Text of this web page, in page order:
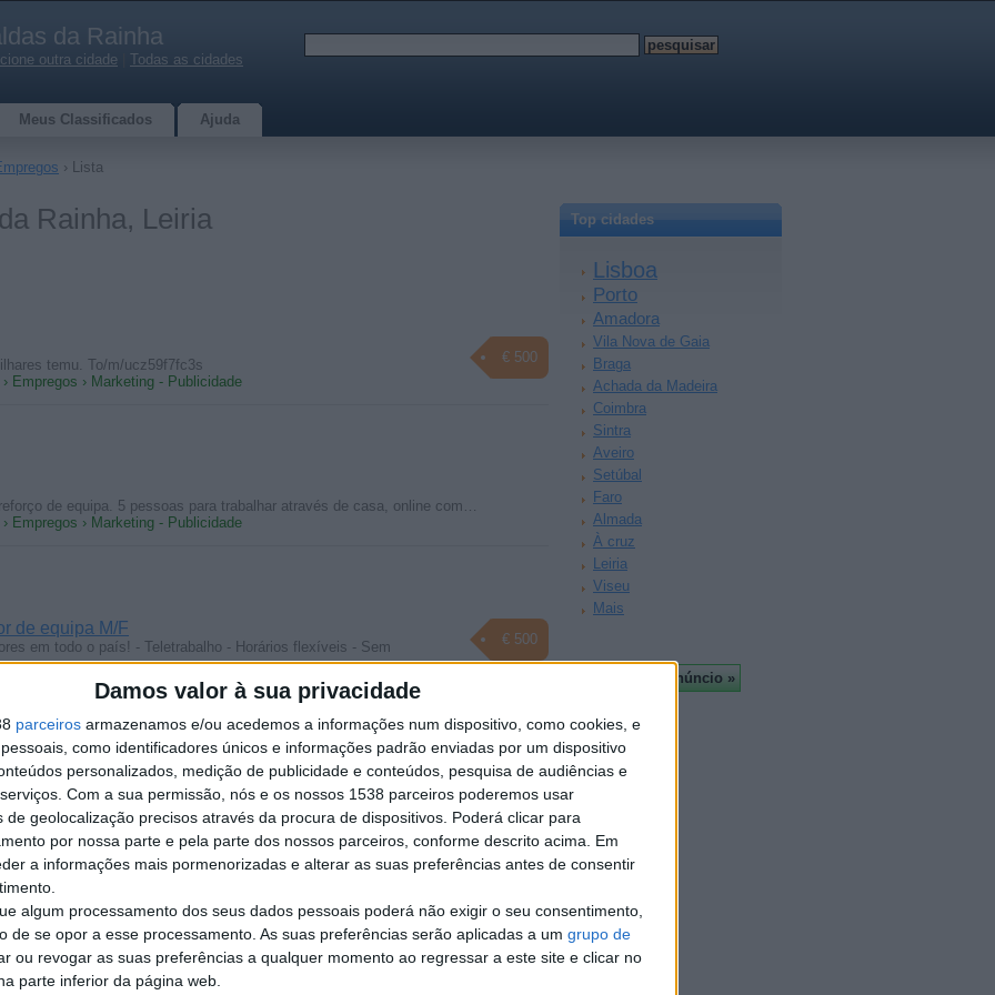
Damos valor à sua privacidade
parceiros armazenamos e/ou acedemos a informações num dispositivo, como cookies, e
como identificadores únicos e informações padrão enviadas por um dispositivo
personalizados, medição de publicidade e conteúdos, pesquisa de audiências e
Com a sua permissão, nós e os nossos 1538 parceiros poderemos usar
de geolocalização precisos através da procura de dispositivos. Poderá clicar para
por nossa parte e pela parte dos nossos parceiros, conforme descrito acima. Em
a informações mais pormenorizadas e alterar as suas preferências antes de consentir
algum processamento dos seus dados pessoais poderá não exigir o seu consentimento,
de se opor a esse processamento. As suas preferências serão aplicadas a um grupo de
ou revogar as suas preferências a qualquer momento ao regressar a este site e clicar no
parte inferior da página web.
da Rainha
outra cidade Todas as cidades
Meus Classificados Ajuda
› Lista
Rainha, Leiria
€ 500
temu. To/m/ucz59f7fc3s
Empregos › Marketing - Publicidade
de equipa. 5 pessoas para trabalhar através de casa, online com…
Empregos › Marketing - Publicidade
de equipa M/F
€ 500
em todo o país! - Teletrabalho - Horários flexíveis - Sem
› Empregos › Marketing - Publicidade
remodelação, procura pedreiros, experiencia minima 3 anos
› Empregos › Construção civil
experiencia, mínima de 3 anos. Sr. Luis 965557588
› Empregos › Construção civil
remodelação com sede nas Caldas da Rainha, procura subempreiteiros para…
› Empregos › Construção civil
Top cidades
Lisboa
Porto
Amadora
Vila Nova de Gaia
Braga
Achada da Madeira
Coimbra
Sintra
Aveiro
Setúbal
Faro
Almada
À cruz
Leiria
Viseu
Mais